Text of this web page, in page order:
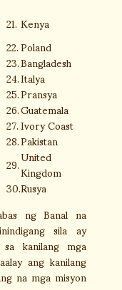
21.Kenya
22.Poland
23.Bangladesh
24.Italya
25.Pransya
26.Guatemala
27.Ivory Coast
28.Pakistan
29.United
Kingdom
30.Rusya
ng Banal na
sila ay
kanilang mga
ang kanilang
na mga misyon